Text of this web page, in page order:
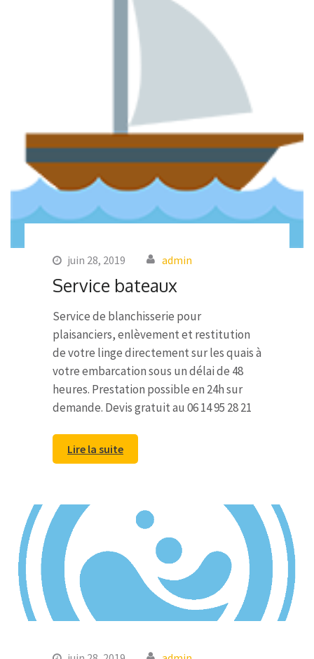
juin 28, 2019 admin
Service bateaux
Service de blanchisserie pour
plaisanciers, enlèvement et restitution
de votre linge directement sur les quais à
votre embarcation sous un délai de 48
heures. Prestation possible en 24h sur
demande. Devis gratuit au 06 14 95 28 21
Lire la suite